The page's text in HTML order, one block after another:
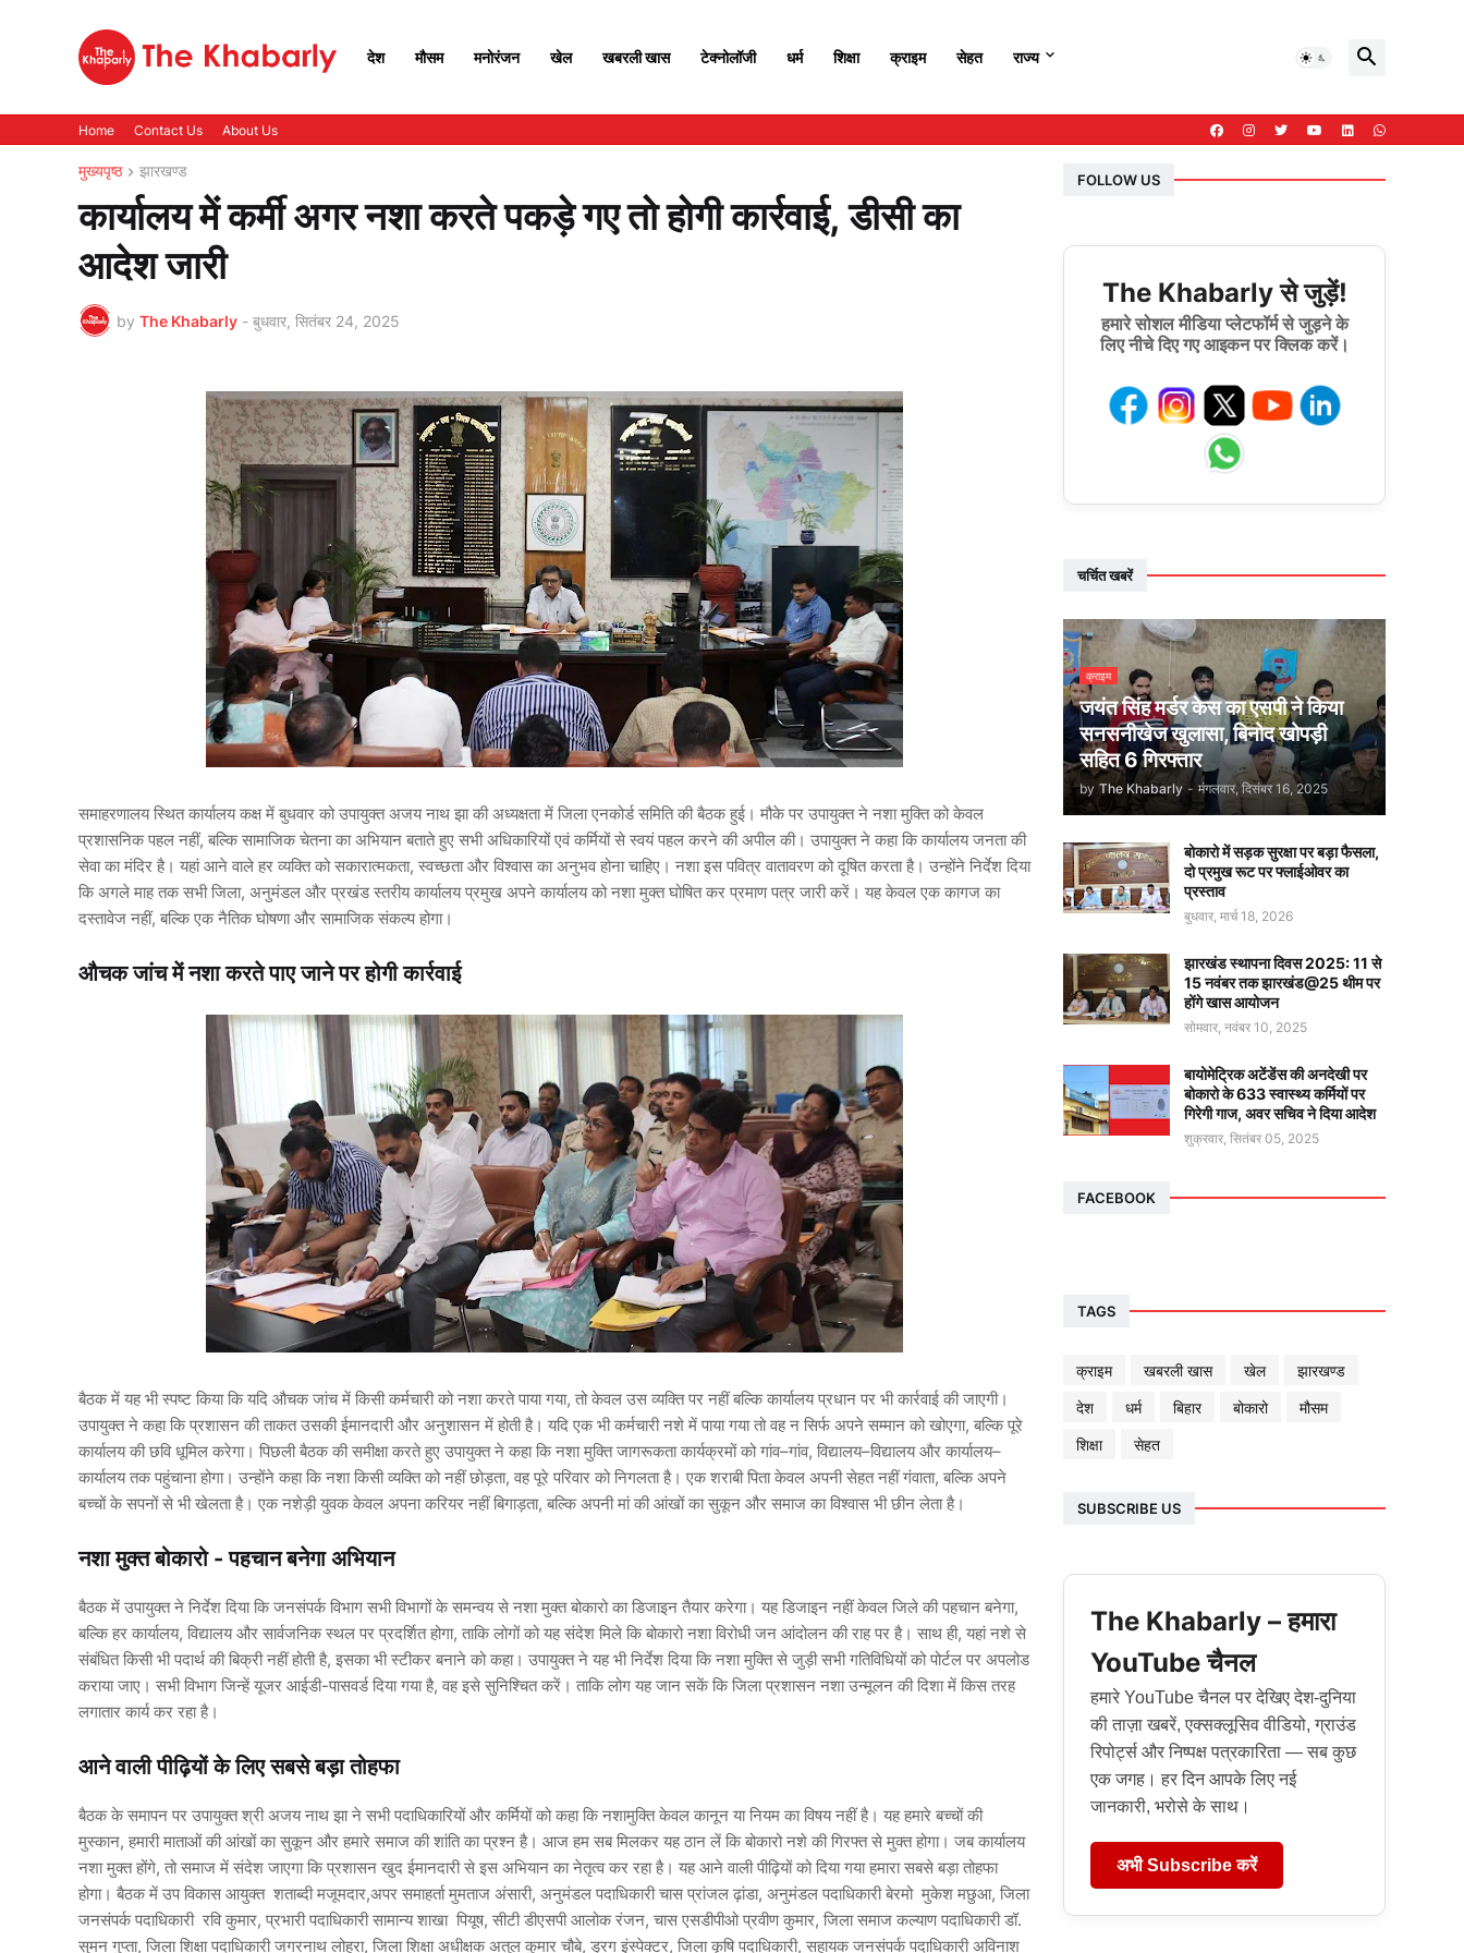
देश मौसम मनोरंजन खेल खबरली खास टेक्नोलॉजी धर्म शिक्षा क्राइम सेहत राज्य
Home Contact Us About Us
मुख्यपृष्ठ झारखण्ड
कार्यालय में कर्मी अगर नशा करते पकड़े गए तो होगी कार्रवाई, डीसी का
आदेश जारी
by The Khabarly - बुधवार, सितंबर 24, 2025
समाहरणालय स्थित कार्यालय कक्ष में बुधवार को उपायुक्त अजय नाथ झा की अध्यक्षता में जिला एनकोर्ड समिति की बैठक हुई। मौके पर उपायुक्त ने नशा मुक्ति को केवल
प्रशासनिक पहल नहीं, बल्कि सामाजिक चेतना का अभियान बताते हुए सभी अधिकारियों एवं कर्मियों से स्वयं पहल करने की अपील की। उपायुक्त ने कहा कि कार्यालय जनता की
सेवा का मंदिर है। यहां आने वाले हर व्यक्ति को सकारात्मकता, स्वच्छता और विश्वास का अनुभव होना चाहिए। नशा इस पवित्र वातावरण को दूषित करता है। उन्होंने निर्देश दिया
कि अगले माह तक सभी जिला, अनुमंडल और प्रखंड स्तरीय कार्यालय प्रमुख अपने कार्यालय को नशा मुक्त घोषित कर प्रमाण पत्र जारी करें। यह केवल एक कागज का
दस्तावेज नहीं, बल्कि एक नैतिक घोषणा और सामाजिक संकल्प होगा।
औचक जांच में नशा करते पाए जाने पर होगी कार्रवाई
बैठक में यह भी स्पष्ट किया कि यदि औचक जांच में किसी कर्मचारी को नशा करते पाया गया, तो केवल उस व्यक्ति पर नहीं बल्कि कार्यालय प्रधान पर भी कार्रवाई की जाएगी।
उपायुक्त ने कहा कि प्रशासन की ताकत उसकी ईमानदारी और अनुशासन में होती है। यदि एक भी कर्मचारी नशे में पाया गया तो वह न सिर्फ अपने सम्मान को खोएगा, बल्कि पूरे
कार्यालय की छवि धूमिल करेगा। पिछली बैठक की समीक्षा करते हुए उपायुक्त ने कहा कि नशा मुक्ति जागरूकता कार्यक्रमों को गांव–गांव, विद्यालय–विद्यालय और कार्यालय–
कार्यालय तक पहुंचाना होगा। उन्होंने कहा कि नशा किसी व्यक्ति को नहीं छोड़ता, वह पूरे परिवार को निगलता है। एक शराबी पिता केवल अपनी सेहत नहीं गंवाता, बल्कि अपने
बच्चों के सपनों से भी खेलता है। एक नशेड़ी युवक केवल अपना करियर नहीं बिगाड़ता, बल्कि अपनी मां की आंखों का सुकून और समाज का विश्वास भी छीन लेता है।
नशा मुक्त बोकारो - पहचान बनेगा अभियान
बैठक में उपायुक्त ने निर्देश दिया कि जनसंपर्क विभाग सभी विभागों के समन्वय से नशा मुक्त बोकारो का डिजाइन तैयार करेगा। यह डिजाइन नहीं केवल जिले की पहचान बनेगा,
बल्कि हर कार्यालय, विद्यालय और सार्वजनिक स्थल पर प्रदर्शित होगा, ताकि लोगों को यह संदेश मिले कि बोकारो नशा विरोधी जन आंदोलन की राह पर है। साथ ही, यहां नशे से
संबंधित किसी भी पदार्थ की बिक्री नहीं होती है, इसका भी स्टीकर बनाने को कहा। उपायुक्त ने यह भी निर्देश दिया कि नशा मुक्ति से जुड़ी सभी गतिविधियों को पोर्टल पर अपलोड
कराया जाए। सभी विभाग जिन्हें यूजर आईडी-पासवर्ड दिया गया है, वह इसे सुनिश्चित करें। ताकि लोग यह जान सकें कि जिला प्रशासन नशा उन्मूलन की दिशा में किस तरह
लगातार कार्य कर रहा है।
आने वाली पीढ़ियों के लिए सबसे बड़ा तोहफा
बैठक के समापन पर उपायुक्त श्री अजय नाथ झा ने सभी पदाधिकारियों और कर्मियों को कहा कि नशामुक्ति केवल कानून या नियम का विषय नहीं है। यह हमारे बच्चों की
मुस्कान, हमारी माताओं की आंखों का सुकून और हमारे समाज की शांति का प्रश्न है। आज हम सब मिलकर यह ठान लें कि बोकारो नशे की गिरफ्त से मुक्त होगा। जब कार्यालय
नशा मुक्त होंगे, तो समाज में संदेश जाएगा कि प्रशासन खुद ईमानदारी से इस अभियान का नेतृत्व कर रहा है। यह आने वाली पीढ़ियों को दिया गया हमारा सबसे बड़ा तोहफा
होगा। बैठक में उप विकास आयुक्त शताब्दी मजूमदार,अपर समाहर्ता मुमताज अंसारी, अनुमंडल पदाधिकारी चास प्रांजल ढ़ांडा, अनुमंडल पदाधिकारी बेरमो मुकेश मछुआ, जिला
जनसंपर्क पदाधिकारी रवि कुमार, प्रभारी पदाधिकारी सामान्य शाखा पियूष, सीटी डीएसपी आलोक रंजन, चास एसडीपीओ प्रवीण कुमार, जिला समाज कल्याण पदाधिकारी डॉ.
सुमन गुप्ता, जिला शिक्षा पदाधिकारी जगरनाथ लोहरा, जिला शिक्षा अधीक्षक अतुल कुमार चौबे, ड्रग इंस्पेक्टर, जिला कृषि पदाधिकारी, सहायक जनसंपर्क पदाधिकारी अविनाश
FOLLOW US
The Khabarly से जुड़ें!
हमारे सोशल मीडिया प्लेटफॉर्म से जुड़ने के
लिए नीचे दिए गए आइकन पर क्लिक करें।
चर्चित खबरें
क्राइम
जयंत सिंह मर्डर केस का एसपी ने किया
सनसनीखेज खुलासा, बिनोद खोपड़ी
सहित 6 गिरफ्तार
by The Khabarly - मंगलवार, दिसंबर 16, 2025
बोकारो में सड़क सुरक्षा पर बड़ा फैसला,
दो प्रमुख रूट पर फ्लाईओवर का
प्रस्ताव
बुधवार, मार्च 18, 2026
झारखंड स्थापना दिवस 2025: 11 से
15 नवंबर तक झारखंड@25 थीम पर
होंगे खास आयोजन
सोमवार, नवंबर 10, 2025
बायोमेट्रिक अटेंडेंस की अनदेखी पर
बोकारो के 633 स्वास्थ्य कर्मियों पर
गिरेगी गाज, अवर सचिव ने दिया आदेश
शुक्रवार, सितंबर 05, 2025
FACEBOOK
TAGS
क्राइम खबरली खास खेल
झारखण्ड
देश
धर्म बिहार बोकारो
मौसम
शिक्षा
सेहत
SUBSCRIBE US
The Khabarly – हमारा
YouTube चैनल
हमारे YouTube चैनल पर देखिए देश-दुनिया
की ताज़ा खबरें, एक्सक्लूसिव वीडियो, ग्राउंड
रिपोर्ट्स और निष्पक्ष पत्रकारिता — सब कुछ
एक जगह। हर दिन आपके लिए नई
जानकारी, भरोसे के साथ।
अभी Subscribe करें